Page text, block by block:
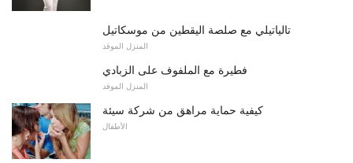
تالياتيلي مع صلصة اليقطين من موسكاتيل
المنزل الموقد
فطيرة مع الملفوف على الزبادي
المنزل الموقد
كيفية حماية مراهق من شركة سيئة
الأطفال